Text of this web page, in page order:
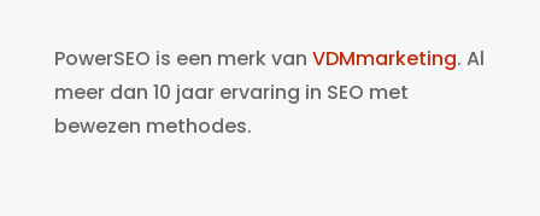
PowerSEO is een merk van VDMmarketing. Al
meer dan 10 jaar ervaring in SEO met
bewezen methodes.